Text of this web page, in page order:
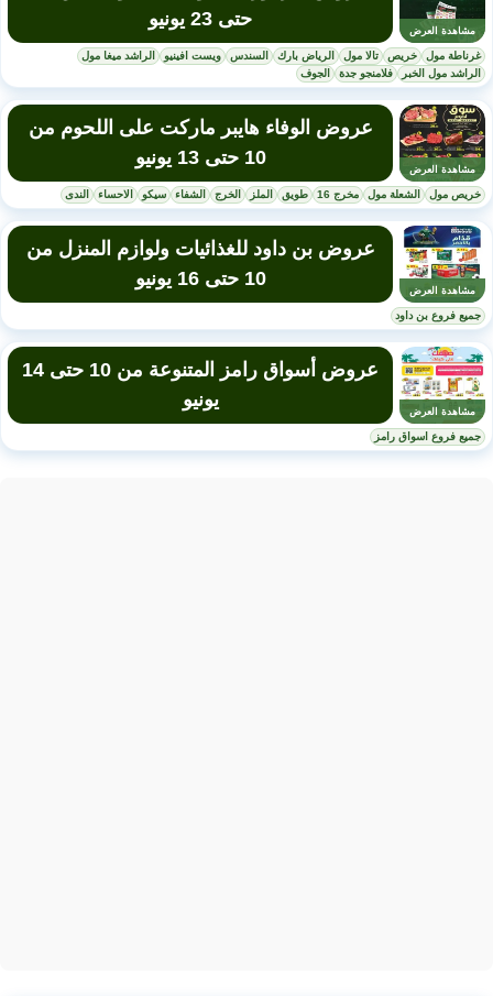
مشاهدة العرض
حتى 23 يونيو
غرناطة مول خريص تالا مول الرياض بارك السندس ويست افينيو
الراشد ميغا مول
الراشد مول الخبر
فلامنجو جدة الجوف
مشاهدة العرض
عروض الوفاء هايبر ماركت على اللحوم من
10 حتى 13 يونيو
خريص مول الشعلة مول مخرج 16 طويق الملز الخرج الشفاء سيكو الاحساء الندى
مشاهدة العرض
عروض بن داود للغذائيات ولوازم المنزل من
10 حتى 16 يونيو
جميع فروع بن داود
مشاهدة العرض
عروض أسواق رامز المتنوعة من 10 حتى 14
يونيو
جميع فروع اسواق رامز